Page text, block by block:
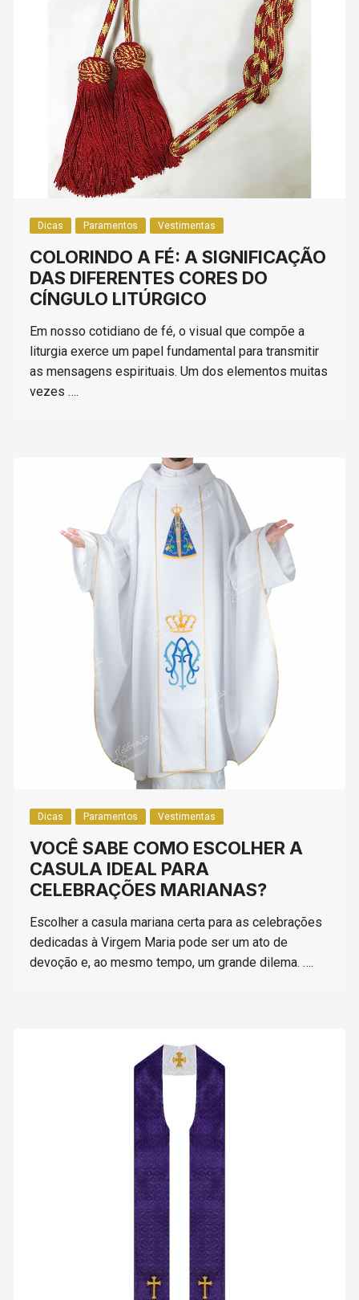
Dicas Paramentos Vestimentas
COLORINDO A FÉ: A SIGNIFICAÇÃO
DAS DIFERENTES CORES DO
CÍNGULO LITÚRGICO
Em nosso cotidiano de fé, o visual que compõe a
liturgia exerce um papel fundamental para transmitir
as mensagens espirituais. Um dos elementos muitas
vezes ….
Dicas Paramentos Vestimentas
VOCÊ SABE COMO ESCOLHER A
CASULA IDEAL PARA
CELEBRAÇÕES MARIANAS?
Escolher a casula mariana certa para as celebrações
dedicadas à Virgem Maria pode ser um ato de
devoção e, ao mesmo tempo, um grande dilema. ….